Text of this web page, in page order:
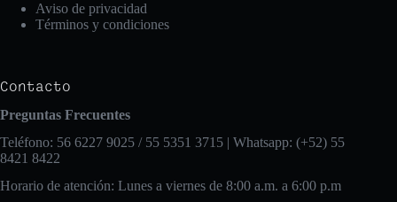
Aviso de privacidad
Términos y condiciones
Contacto
Preguntas Frecuentes
Teléfono: 56 6227 9025 / 55 5351 3715 | Whatsapp: (+52) 55
8421 8422
Horario de atención: Lunes a viernes de 8:00 a.m. a 6:00 p.m